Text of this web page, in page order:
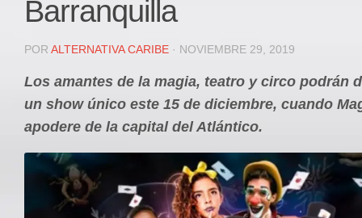
JUDICIAL
DEPARTAMENTAL
Internacional
Contactenos
facebook
Barranquilla
POR ALTERNATIVA CARIBE · NOVIEMBRE 29, 2019
Los amantes de la magia, teatro y circo podrán
un show único este 15 de diciembre, cuando
apodere de la capital del Atlántico.